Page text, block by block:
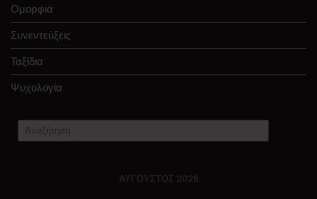
Ομορφιά
Συνεντεύξεις
Ταξίδια
Ψυχολογία
ΑΎΓΟΥΣΤΟΣ 2026